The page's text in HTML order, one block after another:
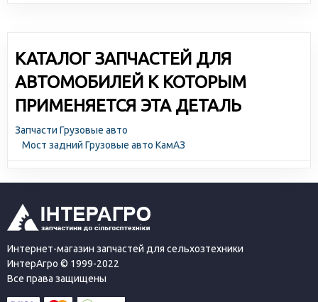
КАТАЛОГ ЗАПЧАСТЕЙ ДЛЯ
АВТОМОБИЛЕЙ К КОТОРЫМ
ПРИМЕНЯЕТСЯ ЭТА ДЕТАЛЬ
Запчасти Грузовые авто
Мост задний Грузовые авто КамАЗ
Интернет-магазин запчастей для сельхозтехники
ИнтерАгро © 1999-2022
Все права защищены